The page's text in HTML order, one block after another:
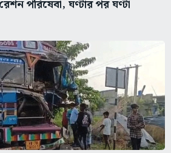
পরিষেবা, ঘণ্টার পর ঘণ্টা